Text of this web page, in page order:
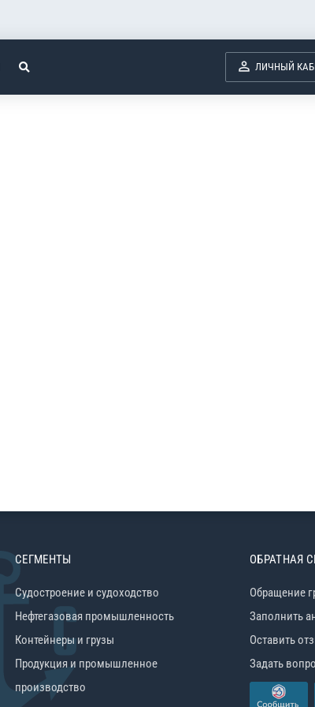
ЛИЧНЫЙ
СЕГМЕНТЫ
Судостроение и судоходство
Нефтегазовая промышленность
Контейнеры и грузы
Продукция и промышленное
производство
ОБРАТНАЯ
Обращение
Заполнить
Оставить
Задать